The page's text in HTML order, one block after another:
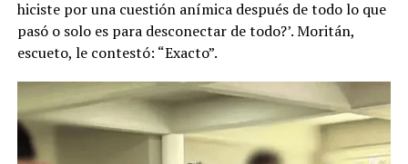
hiciste por una cuestión anímica después de todo lo que
pasó o solo es para desconectar de todo?’. Moritán,
escueto, le contestó: “Exacto”.